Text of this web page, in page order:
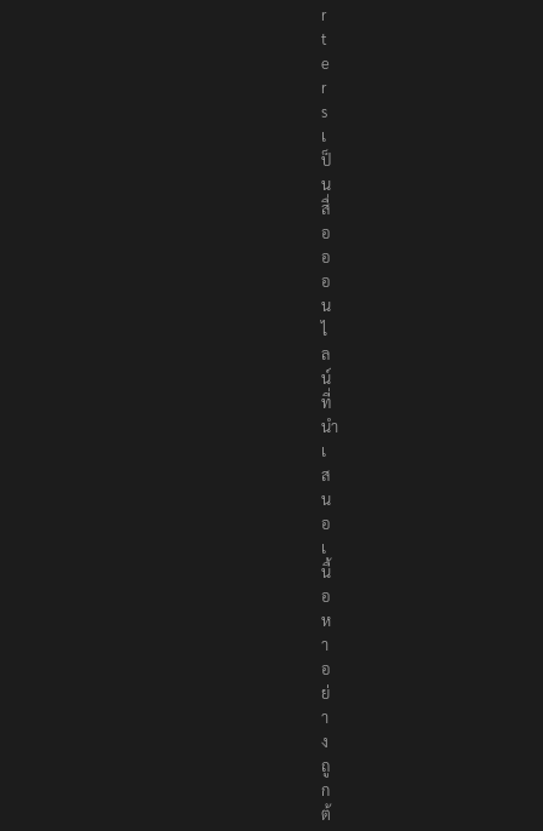
r
t
e
r
s
เ
ป็
น
สื่
อ
อ
อ
น
ไ
ล
น์
ที่
นำ
เ
ส
น
อ
เ
นื้
อ
ห
า
อ
ย่
า
ง
ถู
ก
ต้